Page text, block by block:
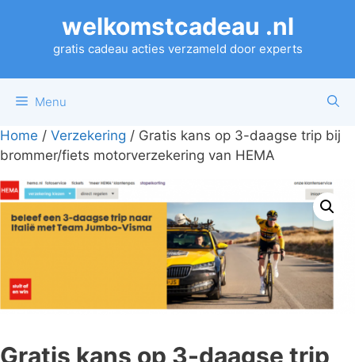
welkomstcadeau .nl
gratis cadeau acties verzameld door experts
Menu
Home / Verzekering / Gratis kans op 3-daagse trip bij
brommer/fiets motorverzekering van HEMA
Gratis kans op 3-daagse trip